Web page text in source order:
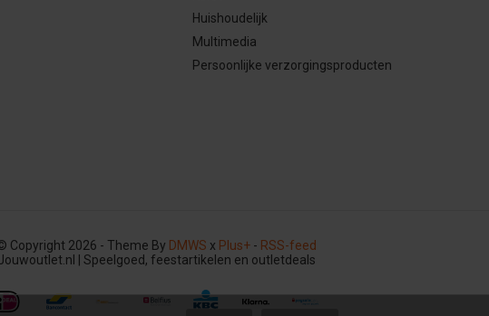
Huishoudelijk
Multimedia
Persoonlijke verzorgingsproducten
Copyright 2026 - Theme By DMWS x Plus+ - RSS-feed
| Speelgoed, feestartikelen en outletdeals